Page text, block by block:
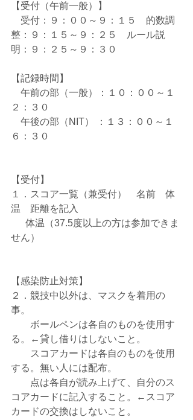
【受付（午前一般）】
受付：９：００～９：１５　的数調
整：９：１５～９：２５　ルール説
明：９：２５～９：３０
【記録時間】
午前の部（一般）：１０：００～１
２：３０
午後の部（NIT） ：１３：００～１
６：３０
【受付】
１．スコア一覧（兼受付）　名前　体
温　距離を記入
体温（37.5度以上の方は参加できま
せん）
【感染防止対策】
２．競技中以外は、マスクを着用の
事。
ボールペンは各自のものを使用す
る。←貸し借りはしないこと。
スコアカードは各自のものを使用
する。無い人には配布。
点は各自が読み上げて、自分のス
コアカードに記入すること。←スコア
カードの交換はしないこと。